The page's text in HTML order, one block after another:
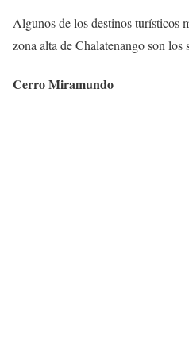
Algunos de los destinos turísticos
zona alta de Chalatenango son los
Cerro Miramundo